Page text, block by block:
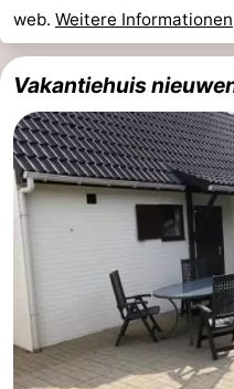
web. Weitere Informationen
Vakantiehuis